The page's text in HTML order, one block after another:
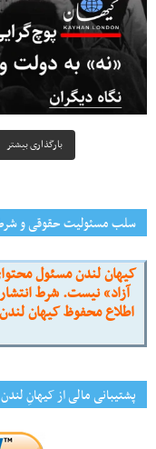
بارگذاری بیشتر
سلب مسئولیت حقوقی و شرط
کیهان لندن مسئول
آزاد» نیست. شرط
اطلاع محفوظ کیهان
پشتیبانی مالی از کیهانِ لندن